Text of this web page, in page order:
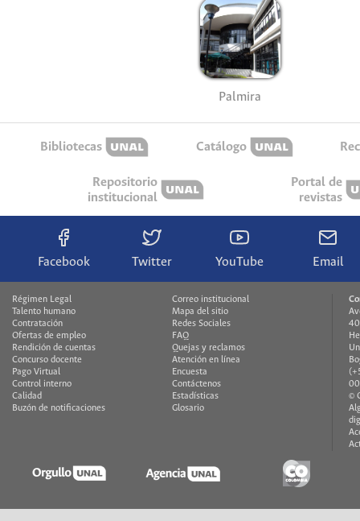
Palmira
Bibliotecas Catálogo
Repositorio
institucional
Portal de
revistas
Facebook Twitter YouTube Email
Régimen Legal
Talento humano
Contratación
Ofertas de empleo
Rendición de cuentas
Concurso docente
Pago Virtual
Control interno
Calidad
Buzón de notificaciones
Correo institucional
Mapa del sitio
Redes Sociales
FAQ
Quejas y reclamos
Atención en línea
Encuesta
Contáctenos
Estadísticas
Glosario
©